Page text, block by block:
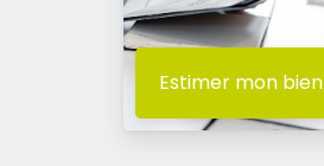
Estimer mon bien